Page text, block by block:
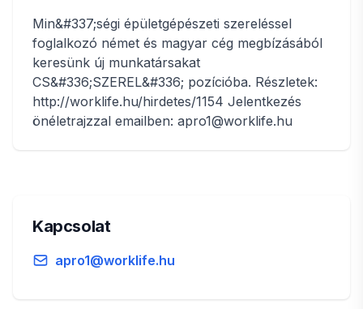
Min&#337;ségi épületgépészeti szereléssel
foglalkozó német és magyar cég megbízásából
keresünk új munkatársakat
CS&#336;SZEREL&#336; pozícióba. Részletek:
http://worklife.hu/hirdetes/1154 Jelentkezés
önéletrajzzal emailben: apro1@worklife.hu
Kapcsolat
apro1@worklife.hu